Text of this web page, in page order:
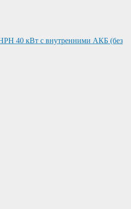
40 кВт с внутренними АКБ (без